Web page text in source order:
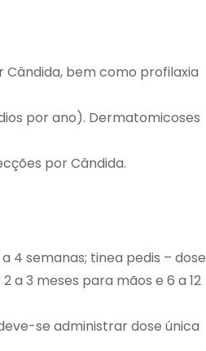
bem como profilaxia
por ano). Dermatomicoses
por Cândida.
4 semanas; tinea pedis – dose
a 3 meses para mãos e 6 a 12
se administrar dose única